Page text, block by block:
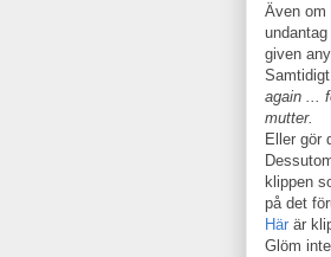
Även om
given
again ...
mutter.
Eller gör
klippen
på det
Här är
Glöm